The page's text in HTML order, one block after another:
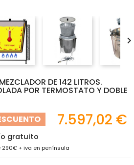
DE 142 LITROS.
POR TERMOSTATO Y DOBLE
7.597,02 €
gratuito
290€ + iva en península